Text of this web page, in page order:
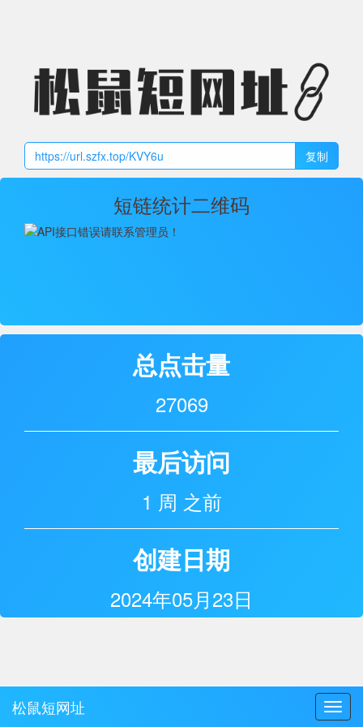
松鼠短网址
复制
短链统计二维码
总点击量
27069
最后访问
1 周 之前
创建日期
2024年05月23日